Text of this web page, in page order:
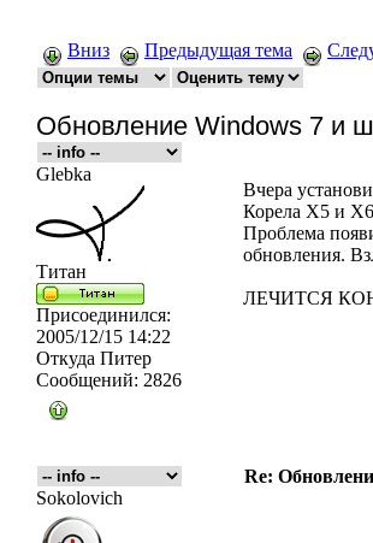
Вниз Предыдущая тема
Обновление Windows 7 и
Glebka
Титан
Присоединился:
2005/12/15 14:22
Откуда Питер
Сообщений: 2826
Вчера
Корела Х5 и
Проблема
обновления.
ЛЕЧИТСЯ
Re:
Sokolovich